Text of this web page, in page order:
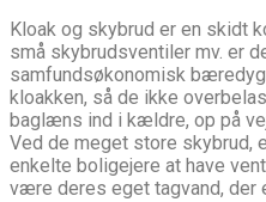
Kloak og skybrud er en skidt
små skybrudsventiler mv. er
samfundsøkonomisk
kloakken, så de ikke
baglæns ind i kældre, op på
Ved de meget store skybrud,
enkelte boligejere at have
være deres eget tagvand, der